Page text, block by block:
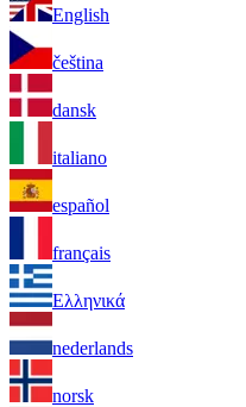
English
čeština
dansk
italiano
español
français
Ελληνικά
nederlands
norsk